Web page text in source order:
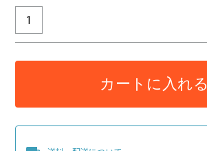
カートに入れる